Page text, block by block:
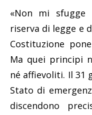
«Non mi
riserva di legge e
Costituzione
Ma quei principi
né affievoliti. Il 31
Stato di
discendono